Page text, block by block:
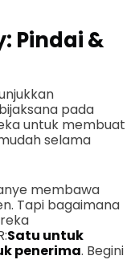
Pindai &
pada
untuk membuat
selama
membawa
Tapi bagaimana
Satu untuk
penerima. Begini